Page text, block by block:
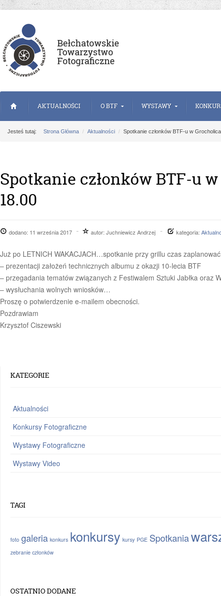
AKTUALNOŚCI O BTF WYSTAWY
Jesteś tutaj: Strona Główna Aktualności Spotkanie członków BTF-u w
Spotkanie członków BTF-u
18.00
dodano: 11 września 2017 autor: Juchniewicz Andrzej kategoria:
Już po LETNICH WAKACJACH…spotkanie przy grillu czas
– prezentacji założeń technicznych albumu z okazji 10-lecia BTF
– przegadania tematów związanych z Festiwalem Sztuki Jabłka oraz
– wysłuchania wolnych wniosków…
Proszę o potwierdzenie e-mailem obecności.
Pozdrawiam
Krzysztof Ciszewski
KATEGORIE
Aktualności
Konkursy Fotograficzne
Wystawy Fotograficzne
Wystawy Video
TAGI
foto galeria konkurs konkursy kursy PGE Spotkania
zebranie członków
OSTATNIO DODANE